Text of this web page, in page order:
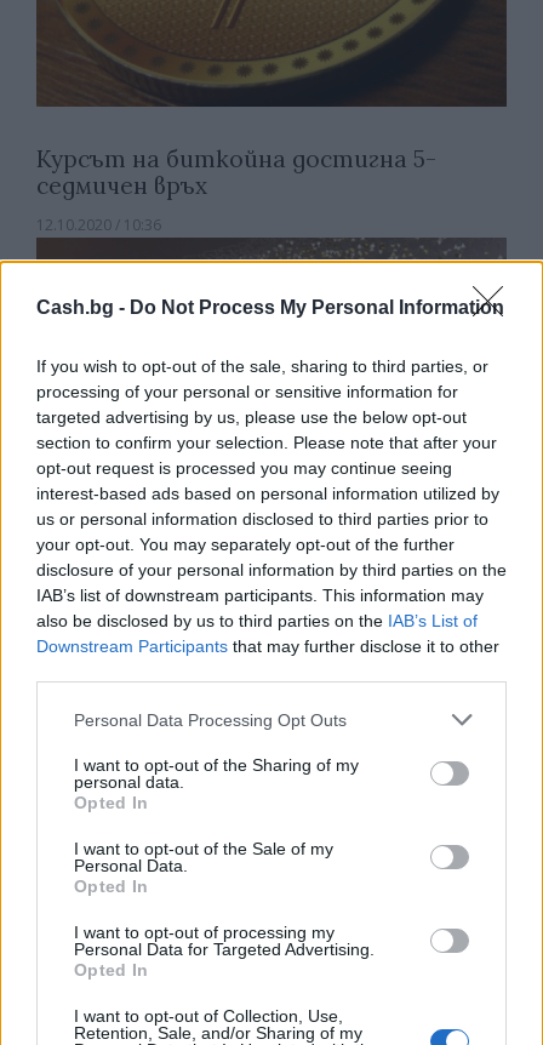
Cash.bg - Do Not Process My Personal Information
If you wish to opt-out of the sale, sharing to third parties, or
processing of your personal or sensitive information for
targeted advertising by us, please use the below opt-out
section to confirm your selection. Please note that after your
opt-out request is processed you may continue seeing
interest-based ads based on personal information utilized by
us or personal information disclosed to third parties prior to
your opt-out. You may separately opt-out of the further
disclosure of your personal information by third parties on the
IAB’s list of downstream participants. This information may
also be disclosed by us to third parties on the IAB’s List of
Downstream Participants that may further disclose it to other
Personal Data Processing Opt Outs
I want to opt-out of the Sharing of my
personal data.
Opted In
I want to opt-out of the Sale of my
Personal Data.
Opted In
I want to opt-out of processing my
Personal Data for Targeted Advertising.
Opted In
I want to opt-out of Collection, Use,
Retention, Sale, and/or Sharing of my
Курсът на биткойна достигна 5-
седмичен връх
12.10.2020 / 10:36
Биткойнът продължи да поевтинява
07.10.2020 / 10:42